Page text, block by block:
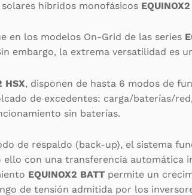
híbridos monofásicos
en los modelos On-Grid de las series
embargo, la extrema versatilidad es
HSX, disponen de hasta 6 modos de
de excedentes: carga/baterías/
sin baterías.
de respaldo (back-up), el sistema
ello con una transferencia automática
EQUINOX2 BATT permite un
de tensión admitida por los